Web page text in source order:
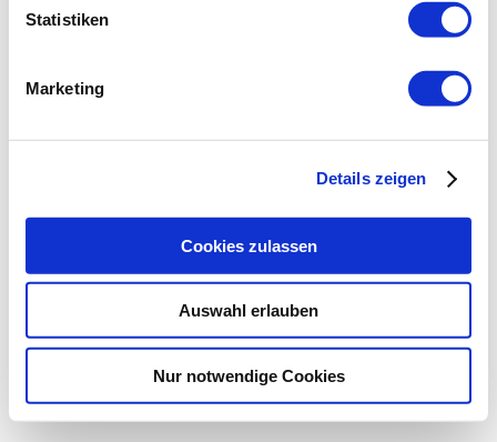
Statistiken
Marketing
Details zeigen
Cookies zulassen
Auswahl erlauben
Nur notwendige Cookies